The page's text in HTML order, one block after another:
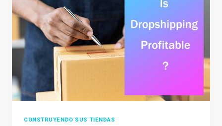
9
SENCILLOS
PASOS
+
ERRORES
A
EVITAR
CONSTRUYENDO SUS TIENDAS